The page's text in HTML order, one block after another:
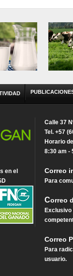
en el
Calle 37
Tel. +57
Horario
8:30 am -
Correo
Para
Correo
Exclusivo
Correo
Para
usuario.